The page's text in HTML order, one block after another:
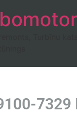
7329